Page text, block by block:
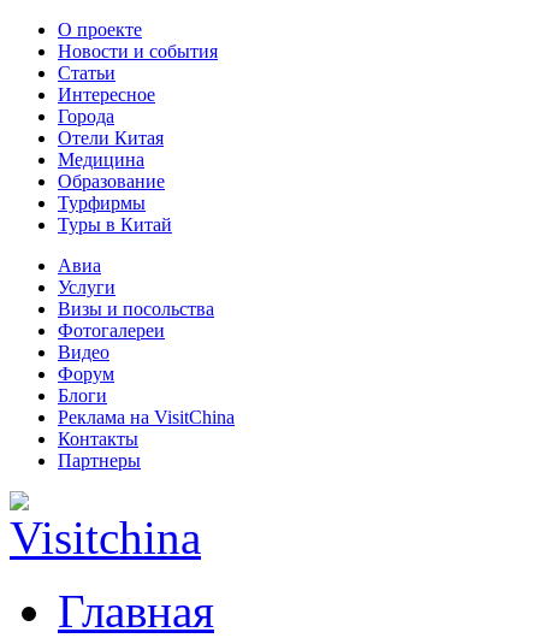
О проекте
Новости и события
Статьи
Интересное
Города
Отели Китая
Медицина
Образование
Турфирмы
Туры в Китай
Авиа
Услуги
Визы и посольства
Фотогалереи
Видео
Форум
Блоги
Реклама на VisitChina
Контакты
Партнеры
Главная